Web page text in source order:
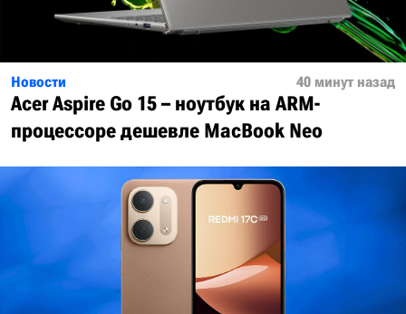
Новости 40 минут назад
Acer Aspire Go 15 – ноутбук на ARM-
процессоре дешевле MacBook Neo